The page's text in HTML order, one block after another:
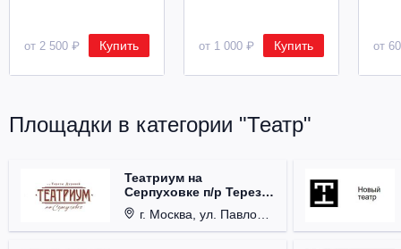
от 2 500 ₽ Купить от 1 000 ₽ Купить от
Площадки в категории "Театр"
Театриум на
Серпуховке п/р Терезы
Дуровой
г. Москва, ул. Павловская, д. 6.